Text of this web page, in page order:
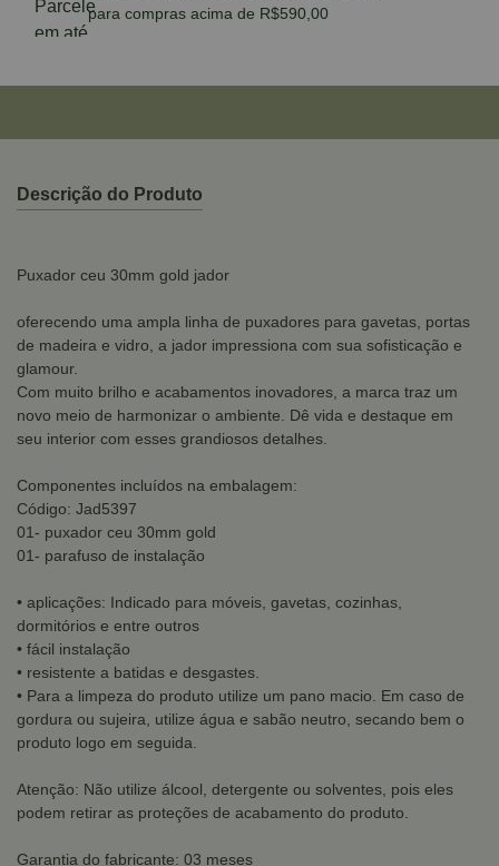
para compras acima de R$590,00
Descrição do Produto
Puxador ceu 30mm gold jador
oferecendo uma ampla linha de puxadores para gavetas, portas
de madeira e vidro, a jador impressiona com sua sofisticação e
glamour.
Com muito brilho e acabamentos inovadores, a marca traz um
novo meio de harmonizar o ambiente. Dê vida e destaque em
seu interior com esses grandiosos detalhes.
Componentes incluídos na embalagem:
Código: Jad5397
01- puxador ceu 30mm gold
01- parafuso de instalação
• aplicações: Indicado para móveis, gavetas, cozinhas,
dormitórios e entre outros
• fácil instalação
• resistente a batidas e desgastes.
• Para a limpeza do produto utilize um pano macio. Em caso de
gordura ou sujeira, utilize água e sabão neutro, secando bem o
produto logo em seguida.
Atenção: Não utilize álcool, detergente ou solventes, pois eles
podem retirar as proteções de acabamento do produto.
Garantia do fabricante: 03 meses